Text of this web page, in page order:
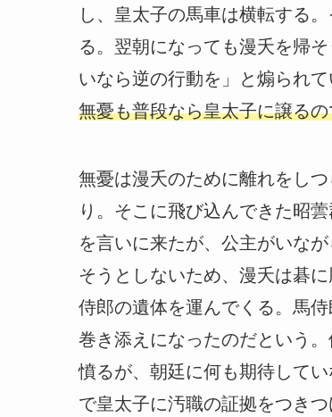
し、皇太子の馬車は横転する
る。翌朝になっても漫夭を帰
いなら逆の行動を」と煽られて
無憂も普段なら皇太子に譲る
無憂は漫夭のために離れをし
り。そこに飛び込んできた昭
を言いに来たが、公主がいな
そうとしないため、漫夭は碁
侍郎の遺体を運んでくる。馬
巻き添えになったのだという
憤るが、朝廷に何も期待して
で皇太子に汚職の証拠をつき